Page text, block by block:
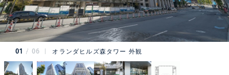
01 06 オランダヒルズ森タワー 外観